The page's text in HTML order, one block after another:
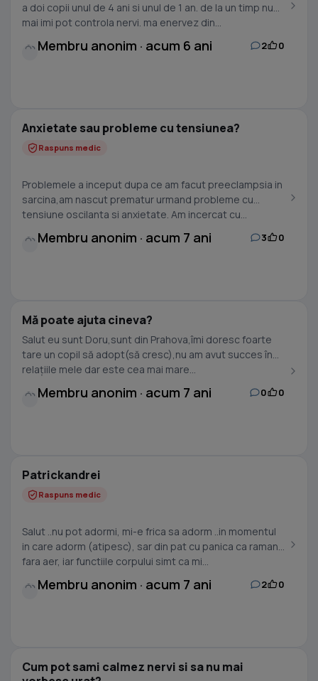
a doi copii unul de 4 ani si unul de 1 an. de la un timp nu
mai imi pot controla nervi. ma enervez din...
Membru anonim · acum 6 ani 2 0
Anxietate sau probleme cu tensiunea?
Raspuns medic
Problemele a inceput dupa ce am facut preeclampsia in
sarcina,am nascut prematur urmand probleme cu
tensiune oscilanta si anxietate. Am incercat cu...
Membru anonim · acum 7 ani 3 0
Mă poate ajuta cineva?
Salut eu sunt Doru,sunt din Prahova,îmi doresc foarte
tare un copil să adopt(să cresc),nu am avut succes în
relațiile mele dar este cea mai mare...
Membru anonim · acum 7 ani 0 0
Patrickandrei
Raspuns medic
Salut ..nu pot adormi, mi-e frica sa adorm ..in momentul
in care adorm (atipesc), sar din pat cu panica ca raman
fara aer, iar functiile corpului simt ca mi...
Membru anonim · acum 7 ani 2 0
Cum pot sami calmez nervi si sa nu mai